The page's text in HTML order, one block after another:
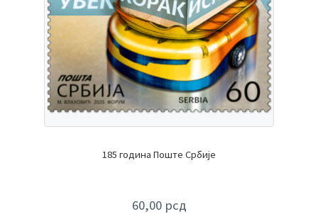
185 година Поште Србије
60,00 рсд